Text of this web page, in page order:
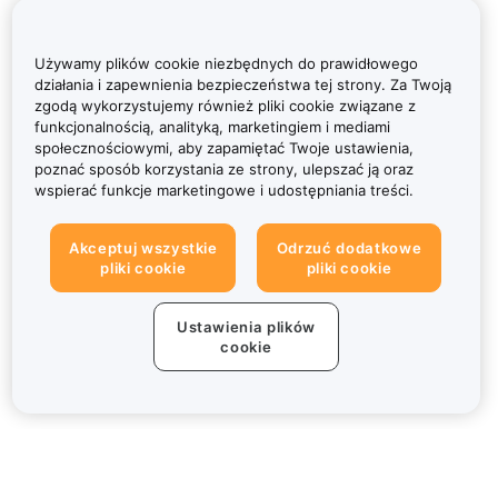
Używamy plików cookie niezbędnych do prawidłowego
działania i zapewnienia bezpieczeństwa tej strony. Za Twoją
zgodą wykorzystujemy również pliki cookie związane z
funkcjonalnością, analityką, marketingiem i mediami
społecznościowymi, aby zapamiętać Twoje ustawienia,
poznać sposób korzystania ze strony, ulepszać ją oraz
wspierać funkcje marketingowe i udostępniania treści.
Akceptuj wszystkie
pliki cookie
Odrzuć dodatkowe
pliki cookie
Ustawienia plików
cookie